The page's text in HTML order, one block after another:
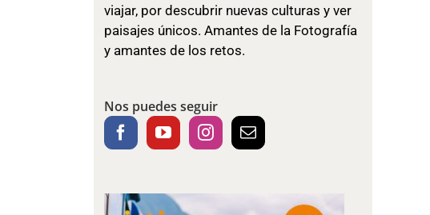
viajar, por descubrir nuevas culturas y ver
paisajes únicos. Amantes de la Fotografía
y amantes de los retos.
Nos puedes seguir